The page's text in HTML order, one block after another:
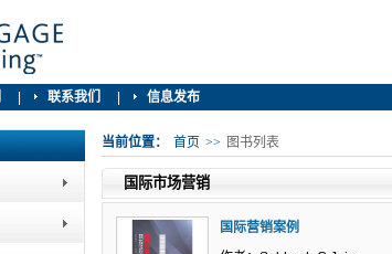
联系我们 信息发布
当前位置： 首页 >> 图书列表
国际市场营销
国际营销案例